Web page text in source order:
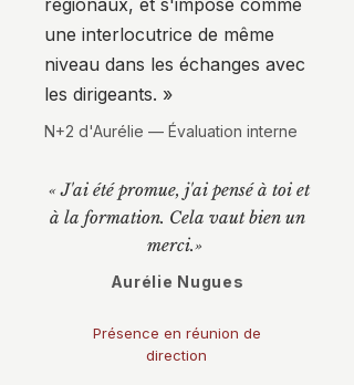
régionaux, et s'impose comme
une interlocutrice de même
niveau dans les échanges avec
les dirigeants. »
N+2 d'Aurélie — Évaluation interne
« J'ai été promue, j'ai pensé à toi et
à la formation. Cela vaut bien un
merci.»
Aurélie Nugues
Présence en réunion de
direction